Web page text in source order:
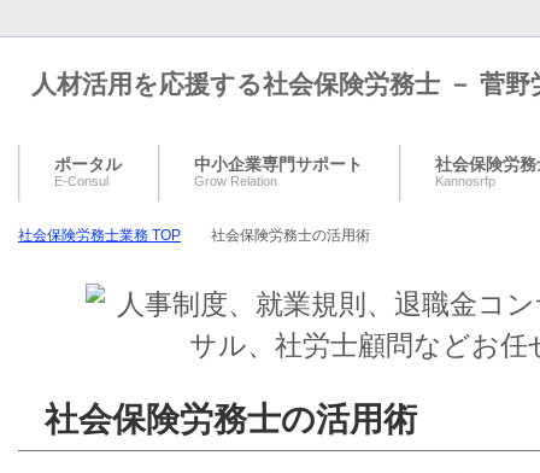
社会保険労務士業務 TOP 社会保険労務士の活用術
社会保険労務士の活用術
人材活用を応援する社会保険労務士 － 菅野
ポータル
E-Consul
中小企業専門サポート
Grow Relation
社会保険労務
Kannosrfp